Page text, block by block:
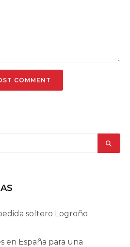
soltero Logroño
en España para una